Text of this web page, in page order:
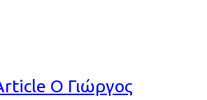
Ο Γιώργος